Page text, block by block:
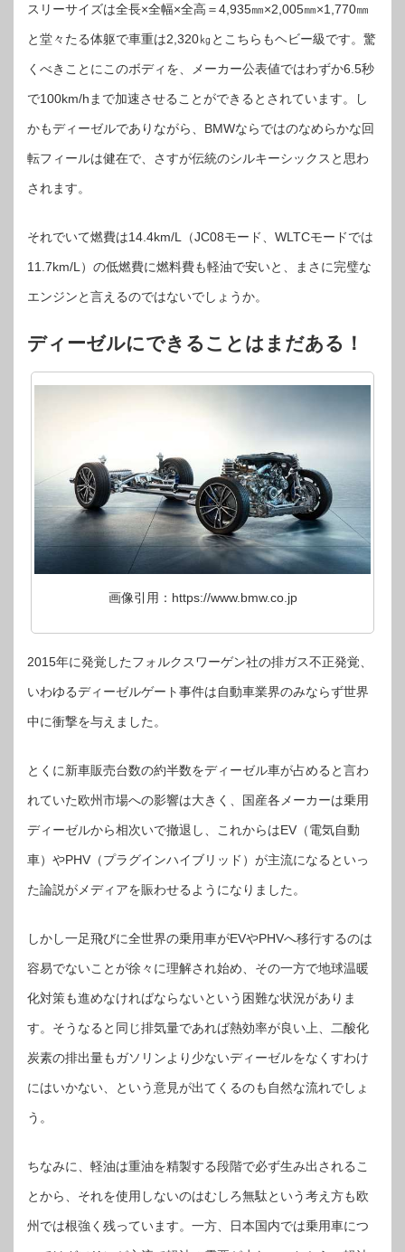
スリーサイズは全長×全幅×全高＝4,935㎜×2,005㎜×1,770㎜
と堂々たる体躯で車重は2,320㎏とこちらもヘビー級です。驚
くべきことにこのボディを、メーカー公表値ではわずか6.5秒
で100km/hまで加速させることができるとされています。し
かもディーゼルでありながら、BMWならではのなめらかな回
転フィールは健在で、さすが伝統のシルキーシックスと思わ
されます。
それでいて燃費は14.4km/L（JC08モード、WLTCモードでは
11.7km/L）の低燃費に燃料費も軽油で安いと、まさに完璧な
エンジンと言えるのではないでしょうか。
ディーゼルにできることはまだある！
画像引用：https://www.bmw.co.jp
2015年に発覚したフォルクスワーゲン社の排ガス不正発覚、
いわゆるディーゼルゲート事件は自動車業界のみならず世界
中に衝撃を与えました。
とくに新車販売台数の約半数をディーゼル車が占めると言わ
れていた欧州市場への影響は大きく、国産各メーカーは乗用
ディーゼルから相次いで撤退し、これからはEV（電気自動
車）やPHV（プラグインハイブリッド）が主流になるといっ
た論説がメディアを賑わせるようになりました。
しかし一足飛びに全世界の乗用車がEVやPHVへ移行するのは
容易でないことが徐々に理解され始め、その一方で地球温暖
化対策も進めなければならないという困難な状況がありま
す。そうなると同じ排気量であれば熱効率が良い上、二酸化
炭素の排出量もガソリンより少ないディーゼルをなくすわけ
にはいかない、という意見が出てくるのも自然な流れでしょ
う。
ちなみに、軽油は重油を精製する段階で必ず生み出されるこ
とから、それを使用しないのはむしろ無駄という考え方も欧
州では根強く残っています。一方、日本国内では乗用車につ